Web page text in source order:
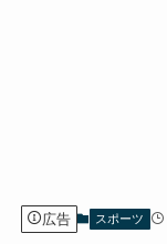
広告 スポーツ